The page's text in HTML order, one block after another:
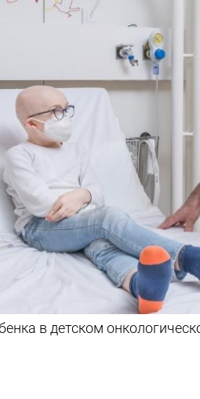
в детском